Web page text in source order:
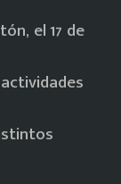
el 17 de